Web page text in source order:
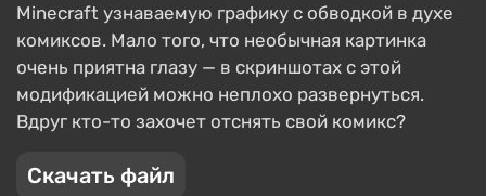
Minecraft узнаваемую графику с обводкой в духе
комиксов. Мало того, что необычная картинка
очень приятна глазу — в скриншотах с этой
модификацией можно неплохо развернуться.
Вдруг кто-то захочет отснять свой комикс?
Скачать файл